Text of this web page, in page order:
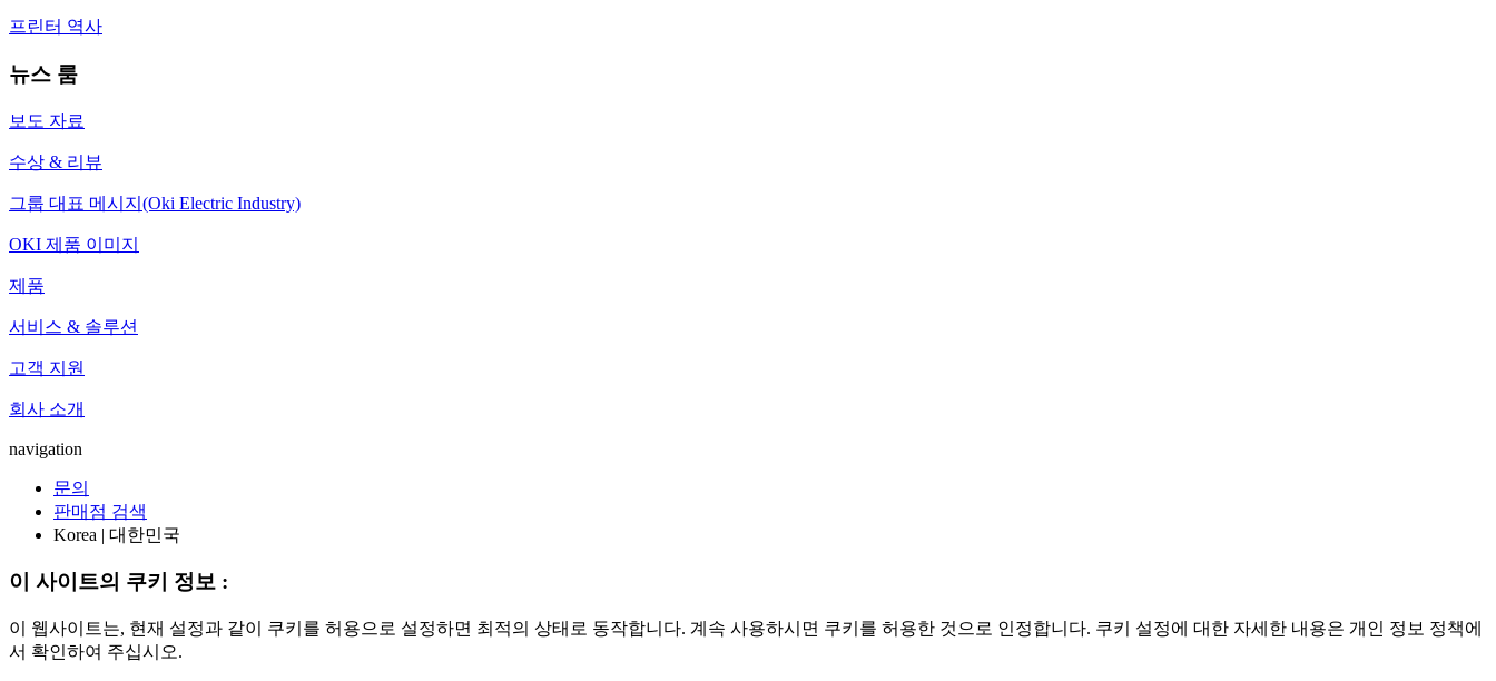
프린터 역사
뉴스 룸
보도 자료
수상 & 리뷰
그룹 대표 메시지(Oki Electric Industry)
OKI 제품 이미지
제품
서비스 & 솔루션
고객 지원
회사 소개
navigation
문의
판매점 검색
Korea | 대한민국
이 사이트의 쿠키 정보 :
이 웹사이트는, 현재 설정과 같이 쿠키를 허용으로 설정하면 최적의 상태로 동작합니다. 계속 사용하시면 쿠키를 허용한 것으로 인정합니다. 쿠키 설정에 대한 자세한 내용은 개인 정보 정책에
서 확인하여 주십시오.